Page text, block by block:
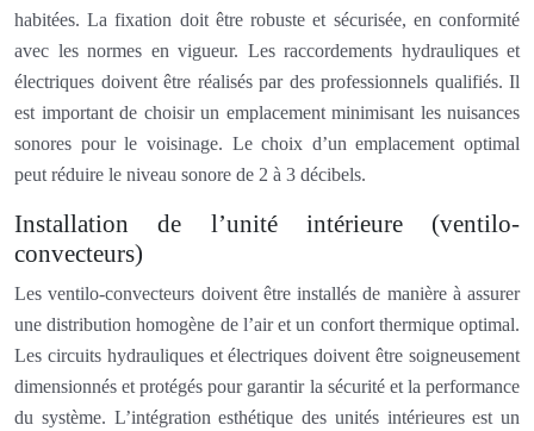
habitées. La fixation doit être robuste et sécurisée, en conformité
avec les normes en vigueur. Les raccordements hydrauliques et
électriques doivent être réalisés par des professionnels qualifiés. Il
est important de choisir un emplacement minimisant les nuisances
sonores pour le voisinage. Le choix d’un emplacement optimal
peut réduire le niveau sonore de 2 à 3 décibels.
Installation de l’unité intérieure (ventilo-
convecteurs)
Les ventilo-convecteurs doivent être installés de manière à assurer
une distribution homogène de l’air et un confort thermique optimal.
Les circuits hydrauliques et électriques doivent être soigneusement
dimensionnés et protégés pour garantir la sécurité et la performance
du système. L’intégration esthétique des unités intérieures est un